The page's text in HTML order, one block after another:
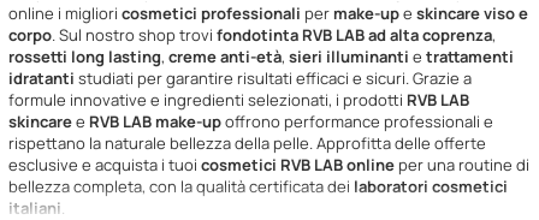
online i migliori cosmetici professionali per make-upe skincare viso e
corpo. Sul nostro shop trovi fondotinta RVB LAB ad alta coprenza,
rossetti long lasting, creme anti-età, sieri illuminanti e trattamenti
idratanti studiati per garantire risultati efficaci e sicuri. Grazie a
formule innovative e ingredienti selezionati, i prodotti RVB LAB
skincaree RVB LAB make-upoffrono performance professionali e
rispettano la naturale bellezza della pelle. Approfitta delle offerte
esclusive e acquista i tuoi cosmetici RVB LAB online per una routine di
bellezza completa, con la qualità certificata dei laboratori cosmetici
italiani.